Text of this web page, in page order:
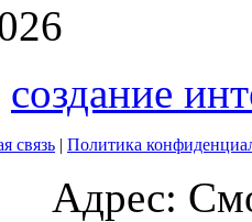
создание
связь | Политика
Адрес: